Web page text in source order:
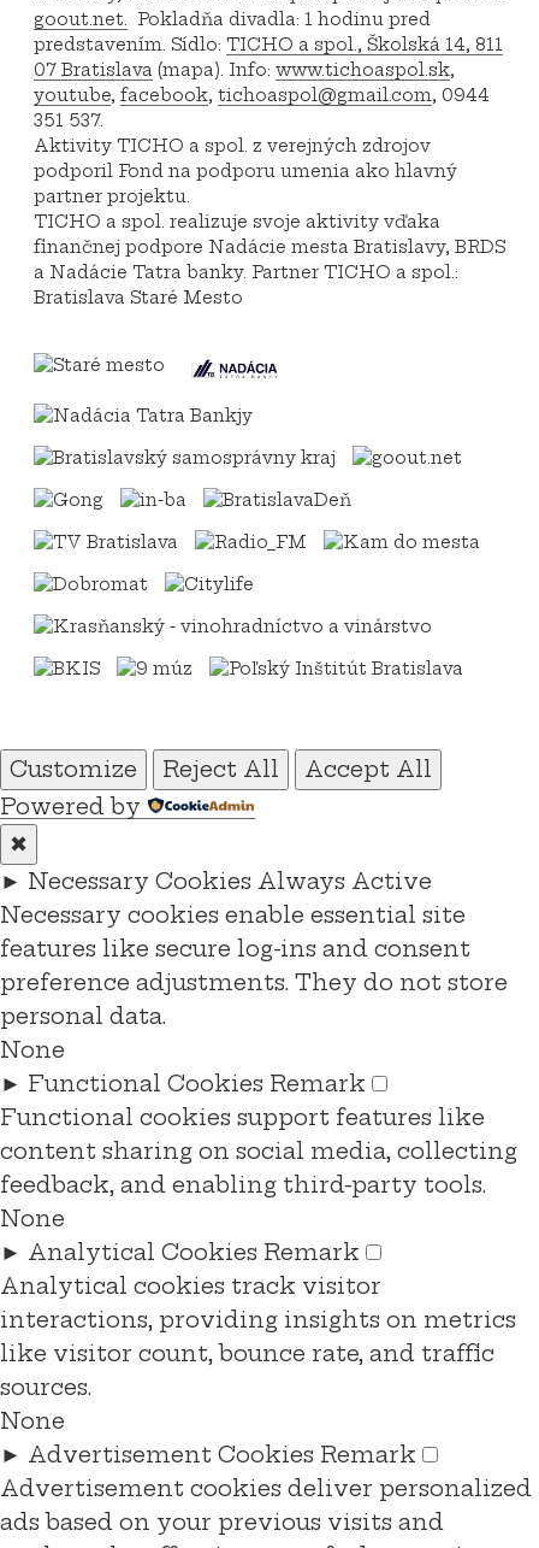
goout.net. Pokladňa divadla: 1 hodinu pred
predstavením. Sídlo: TICHO a spol., Školská 14, 811
07 Bratislava (mapa). Info: www.tichoaspol.sk,
youtube, facebook, tichoaspol@gmail.com, 0944
351 537.
Aktivity TICHO a spol. z verejných zdrojov
podporil Fond na podporu umenia ako hlavný
partner projektu.
TICHO a spol. realizuje svoje aktivity vďaka
finančnej podpore Nadácie mesta Bratislavy, BRDS
a Nadácie Tatra banky. Partner TICHO a spol.:
Bratislava Staré Mesto
Customize Reject All
Accept All
Powered by
✖
► Necessary Cookies Always Active
Necessary cookies enable essential site
features like secure log-ins and consent
preference adjustments. They do not store
personal data.
None
► Functional Cookies Remark
Functional cookies support features like
content sharing on social media, collecting
feedback, and enabling third-party tools.
None
► Analytical Cookies Remark
Analytical cookies track visitor
interactions, providing insights on metrics
like visitor count, bounce rate, and traffic
sources.
None
► Advertisement Cookies Remark
Advertisement cookies deliver personalized
ads based on your previous visits and